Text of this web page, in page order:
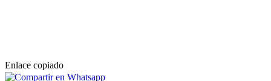
Enlace copiado